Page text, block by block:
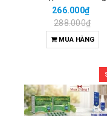
266.000₫
288.000₫
MUA HÀNG